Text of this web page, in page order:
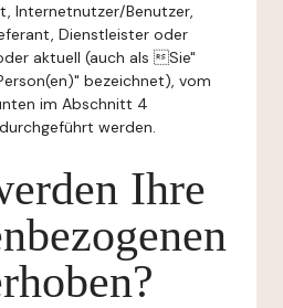
Internetnutzer/Benutzer,
Dienstleister oder
aktuell (auch als Sie"
bezeichnet), vom
im Abschnitt 4
werden.
Ihre